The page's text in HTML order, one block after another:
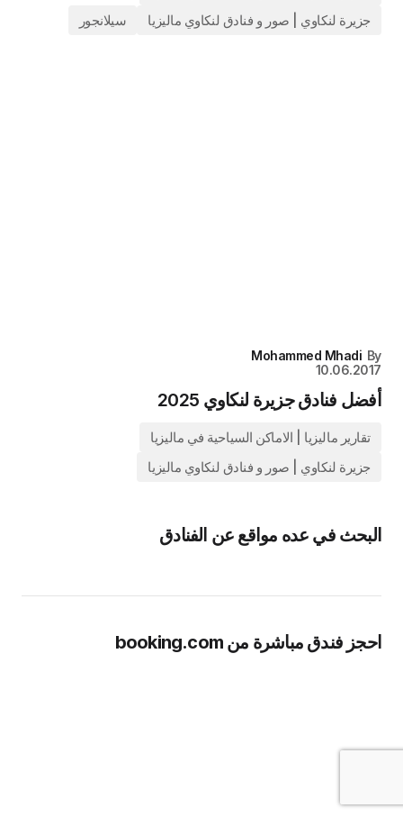
جزيرة لنكاوي | صور و فنادق لنكاوي ماليزيا
سيلانجور
By
Mohammed Mhadi
10.06.2017
أفضل فنادق جزيرة لنكاوي 2025
تقارير ماليزيا | الاماكن السياحية في ماليزيا
جزيرة لنكاوي | صور و فنادق لنكاوي ماليزيا
البحث في عده مواقع عن الفنادق
احجز فندق مباشرة من booking.com